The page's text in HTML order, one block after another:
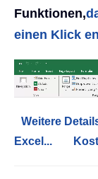
Funktionen,
einen Klick
Weitere
Excel...